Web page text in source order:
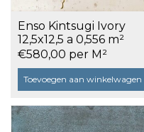
Enso Kintsugi Ivory
12,5x12,5 a 0,556 m²
€580,00 per M²
Toevoegen aan winkelwagen